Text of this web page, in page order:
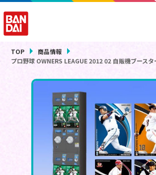
TOP
商品情報
プロ野球 OWNERS LEAGUE 2012 02 自販機ブースタ